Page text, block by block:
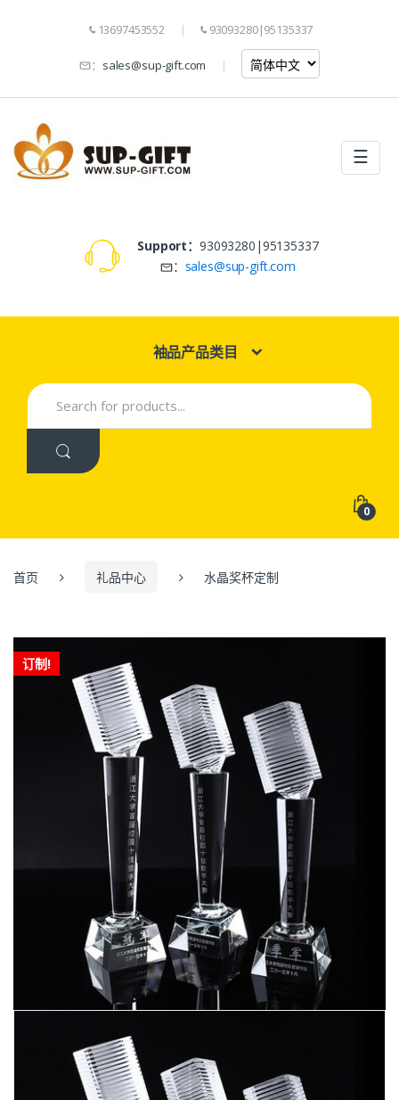
13697453552 93093280|95135337
： sales@sup-gift.com
☰
Support： 93093280|95135337
： sales@sup-gift.com
袖品产品类目
Search
for:
0
首页 礼品中心 水晶奖杯定制
订制!